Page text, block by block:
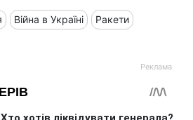
Війна в Україні Ракети